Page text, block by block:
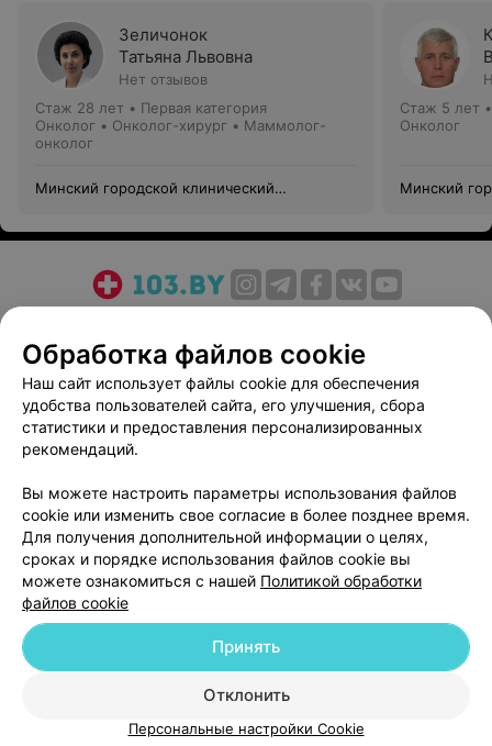
Зеличонок
Татьяна Львовна
Нет отзывов
Стаж 28 лет • Первая категория
Онколог • Онколог-хирург • Маммолог-
онколог
Минский городской клинический
Стаж 5 лет
Онколог
Минский
Медицинский маркетинг
Публичный договор
Пользовательское соглашение
Способы оплаты
Вакансии
Партнеры
Написать руководителю 103.by
Персональные настройки cookie
Обработка персональных данных
Обработка файлов cookie
Наш сайт использует файлы cookie для обеспечения
удобства пользователей сайта, его улучшения, сбора
статистики и предоставления персонализированных
рекомендаций.
Вы можете настроить параметры использования файлов
cookie или изменить свое согласие в более позднее время.
Для получения дополнительной информации о целях,
сроках и порядке использования файлов cookie вы
можете ознакомиться с нашей Политикой обработки
файлов cookie
Отклонить
Принять
Персональные настройки Cookie